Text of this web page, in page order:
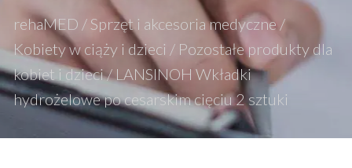
rehaMED / Sprzęt i akcesoria medyczne /
Kobiety w ciąży i dzieci / Pozostałe produkty dla
kobiet i dzieci/ LANSINOH Wkładki
hydrożelowe po cesarskim cięciu 2 sztuki